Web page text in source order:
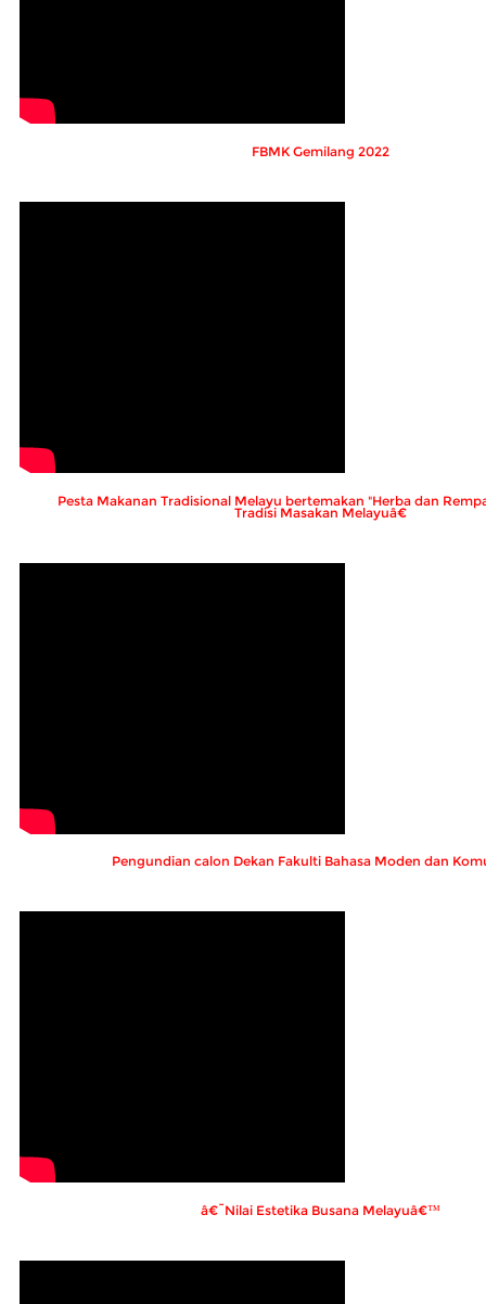
FBMK Gemilang 2022
Pesta Makanan Tradisional Melayu bertemakan "Herba dan
Tradisi Masakan Melayuâ€
Pengundian calon Dekan Fakulti Bahasa Moden dan
â€˜Nilai Estetika Busana Melayuâ€™